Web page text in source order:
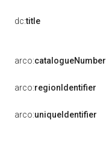
dc:title
arco:catalogueNumber
arco:regionIdentifier
arco:uniqueIdentifier